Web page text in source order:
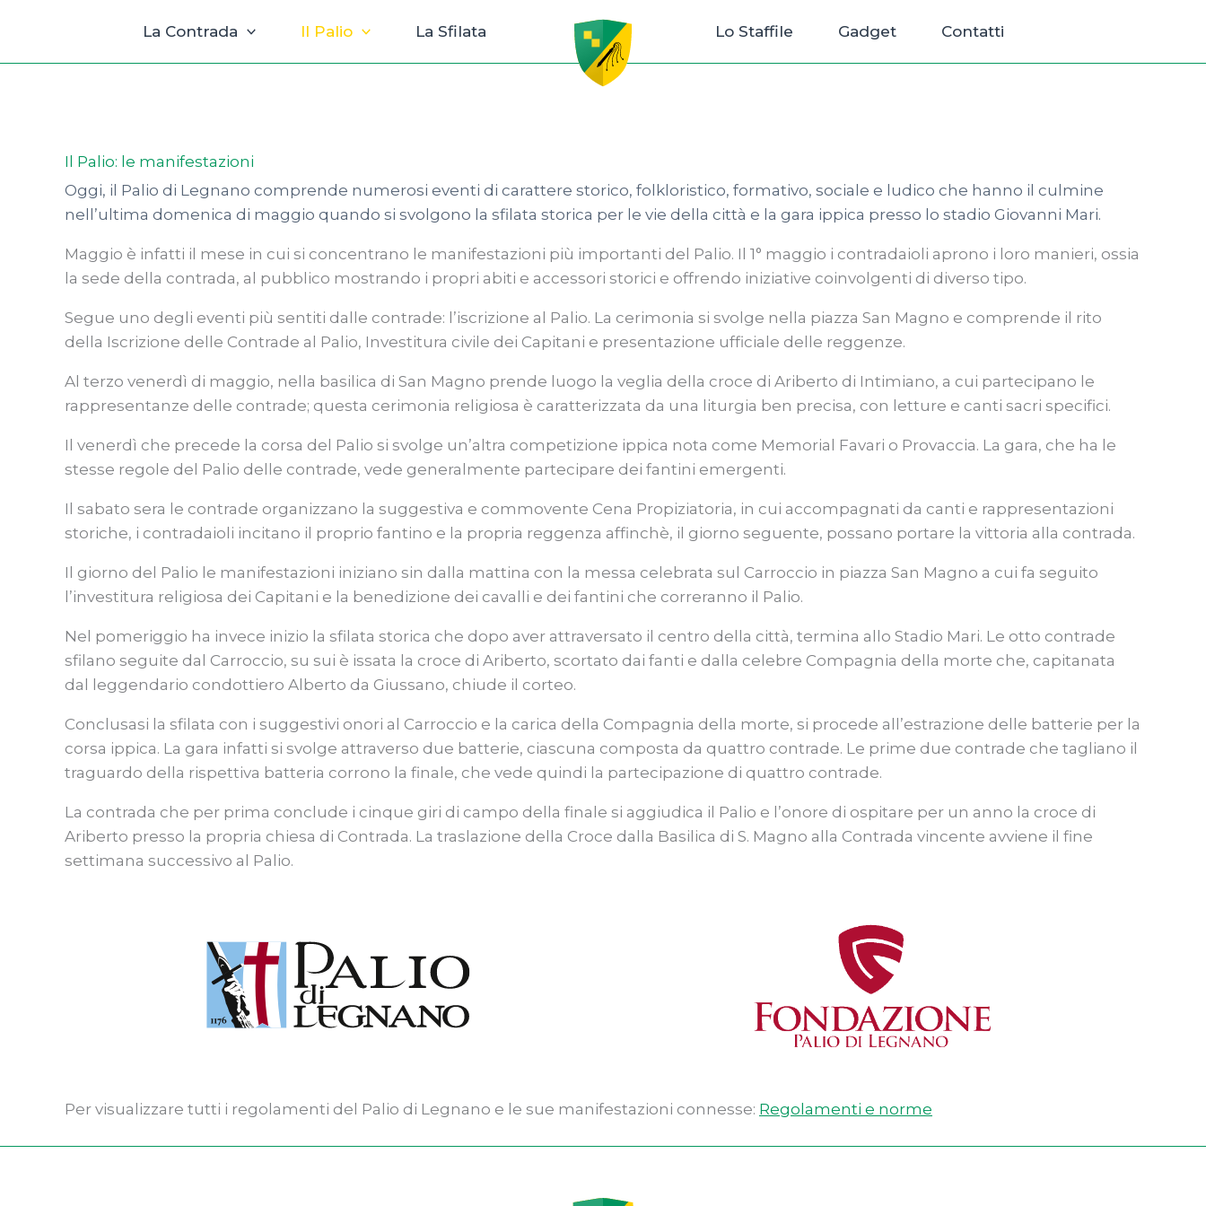
contenuto
La Contrada Il Palio La Sfilata Lo Staffile Gadget Contatti
Il Palio: le manifestazioni
Oggi, il Palio di Legnano comprende numerosi eventi di carattere storico, folkloristico, formativo, sociale e ludico che hanno il culmine
nell’ultima domenica di maggio quando si svolgono la sfilata storica per le vie della città e la gara ippica presso lo stadio Giovanni Mari.
Maggio è infatti il mese in cui si concentrano le manifestazioni più importanti del Palio. Il 1° maggio i contradaioli aprono i loro manieri, ossia
la sede della contrada, al pubblico mostrando i propri abiti e accessori storici e offrendo iniziative coinvolgenti di diverso tipo.
Segue uno degli eventi più sentiti dalle contrade: l’iscrizione al Palio. La cerimonia si svolge nella piazza San Magno e comprende il rito
della Iscrizione delle Contrade al Palio, Investitura civile dei Capitani e presentazione ufficiale delle reggenze.
Al terzo venerdì di maggio, nella basilica di San Magno prende luogo la veglia della croce di Ariberto di Intimiano, a cui partecipano le
rappresentanze delle contrade; questa cerimonia religiosa è caratterizzata da una liturgia ben precisa, con letture e canti sacri specifici.
Il venerdì che precede la corsa del Palio si svolge un’altra competizione ippica nota come Memorial Favari o Provaccia. La gara, che ha le
stesse regole del Palio delle contrade, vede generalmente partecipare dei fantini emergenti.
Il sabato sera le contrade organizzano la suggestiva e commovente Cena Propiziatoria, in cui accompagnati da canti e rappresentazioni
storiche, i contradaioli incitano il proprio fantino e la propria reggenza affinchè, il giorno seguente, possano portare la vittoria alla contrada.
Il giorno del Palio le manifestazioni iniziano sin dalla mattina con la messa celebrata sul Carroccio in piazza San Magno a cui fa seguito
l’investitura religiosa dei Capitani e la benedizione dei cavalli e dei fantini che correranno il Palio.
Nel pomeriggio ha invece inizio la sfilata storica che dopo aver attraversato il centro della città, termina allo Stadio Mari. Le otto contrade
sfilano seguite dal Carroccio, su sui è issata la croce di Ariberto, scortato dai fanti e dalla celebre Compagnia della morte che, capitanata
dal leggendario condottiero Alberto da Giussano, chiude il corteo.
Conclusasi la sfilata con i suggestivi onori al Carroccio e la carica della Compagnia della morte, si procede all’estrazione delle batterie per la
corsa ippica. La gara infatti si svolge attraverso due batterie, ciascuna composta da quattro contrade. Le prime due contrade che tagliano il
traguardo della rispettiva batteria corrono la finale, che vede quindi la partecipazione di quattro contrade.
La contrada che per prima conclude i cinque giri di campo della finale si aggiudica il Palio e l’onore di ospitare per un anno la croce di
Ariberto presso la propria chiesa di Contrada. La traslazione della Croce dalla Basilica di S. Magno alla Contrada vincente avviene il fine
settimana successivo al Palio.
Per visualizzare tutti i regolamenti del Palio di Legnano e le sue manifestazioni connesse: Regolamenti e norme